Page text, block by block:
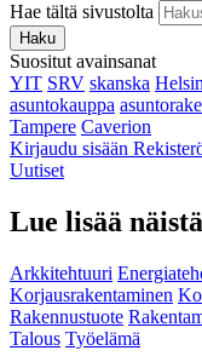
Hae tältä sivustolta
Haku
Suositut avainsanat
YIT SRV skanska
asuntokauppa
Tampere Caverion
Kirjaudu sisään
Uutiset
Lue lisää
Arkkitehtuuri
Korjausrakentaminen
Rakennustuote
Talous Työelämä